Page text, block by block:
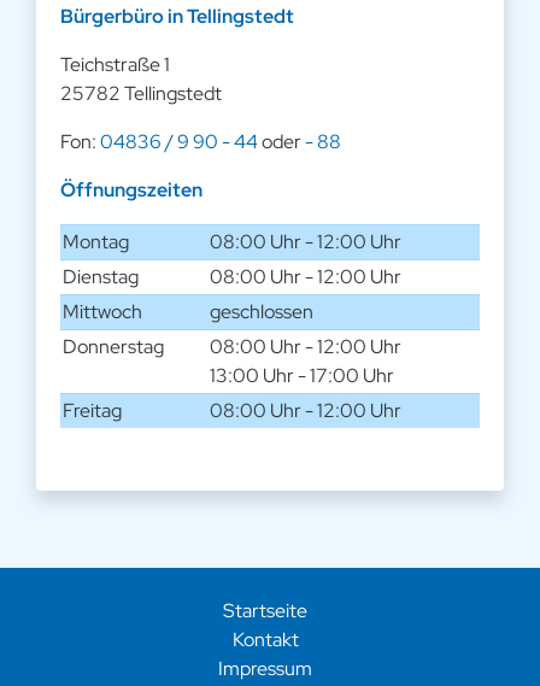
Bürgerbüro in Tellingstedt
Teichstraße 1
25782 Tellingstedt
Fon:04836 / 9 90 - 44oder- 88
Öffnungszeiten
Montag
08:00 Uhr - 12:00 Uhr
Dienstag
08:00 Uhr - 12:00 Uhr
Mittwoch
geschlossen
Donnerstag
08:00 Uhr - 12:00 Uhr
13:00 Uhr - 17:00 Uhr
Freitag
08:00 Uhr - 12:00 Uhr
Startseite
Kontakt
Impressum